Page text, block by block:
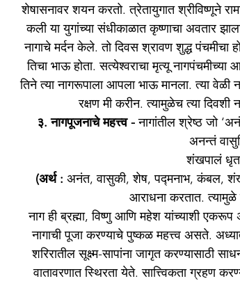
शेषासनावर शयन करतो. त्रेतायुगात श्रीविष्णूने
कली या युगांच्या संधीकाळात कृष्णाचा अवतार
नागाचे मर्दन केले. तो दिवस श्रावण शुद्ध पंचमीचा
तिचा भाऊ होता. सत्येश्‍वराचा मृत्यू नागपंचमीच्या
तिने त्या नागरूपाला आपला भाऊ मानला. त्या
रक्षण मी करीन. त्यामुळेच त्या
३. नागपूजनाचे महत्त्व - नागांतील श्रेष्ठ जो
अनन्तं
शंखपालं
(अर्थ : अनंत, वासुकी, शेष, पद्मनाभ, कंबल,
आराधना करतात. त्यामुळे
नाग ही ब्रह्मा, विष्णु आणि महेश यांच्याशी
नागाची पूजा करण्याचे पुष्कळ महत्त्व असते.
शरिरातील सूक्ष्म-सापांना जागृत करण्यासाठी
वातावरणात स्थिरता येते. सात्त्विकता ग्रहण